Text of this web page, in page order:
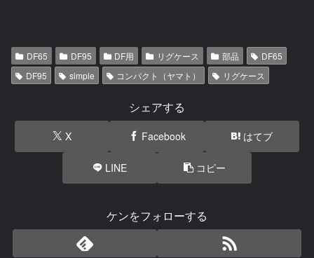
DF65 DF95 DF用 リグケース 部品
DF65
DF95
simple コンパクト（ヤマト） リグケース
シェアする
X Facebook はてブ
LINE コピー
ケンをフォローする